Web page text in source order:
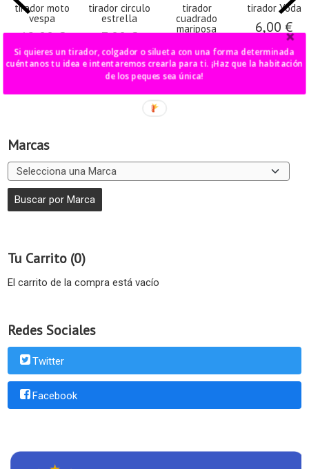
Marcas
Tu Carrito (0)
El carrito de la compra está vacío
Redes Sociales
Twitter
Facebook
tirador moto
vespa
12,00 €
tirador circulo
estrella
7,00 €
tirador
cuadrado
mariposa
7,00 €
tirador Yoda
6,00 €
Si quieres un tirador, colgador o silueta con una forma determinada
cuéntanos tu idea e intentaremos crearla para ti. ¡Haz que la habitación
de los peques sea única!